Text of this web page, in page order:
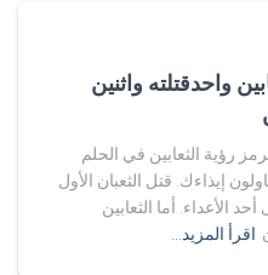
واحدقتلته واثنين
رؤية الثعابين في الحلم
إيذاءك. قتل الثعبان الأول
الأعداء. أما الثعابين
اقرأ المزيد…